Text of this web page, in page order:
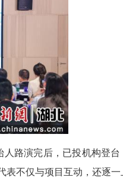
印、灵行智控的导